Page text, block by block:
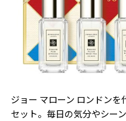
ジョー マローン ロンドン
セット。毎日の気分やシー